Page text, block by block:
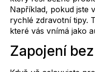
Například, pokud jste
rychlé zdravotní tipy.
které vás vnímá jako
Zapojení